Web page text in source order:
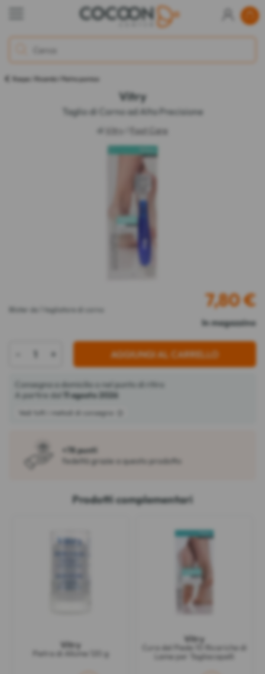
Raspe / Ricambi / Pietre pomice
Vitry
Taglio di Corno ad Alta Precisione
di Vitry Foot Care
Blister da 1 tagliatore di corno 7,80€
In magazzino
+ AGGIUNGI AL CARRELLO
Consegna a domicilio o nel punto di ritiro
A partire dal
11 agosto 2026
Vedi tutti i metodi di consegna
+78 punti
fedeltà grazie a questo prodotto
Prodotti complementari
Vitry
Pietra di Allume 120 g
Vitry
Cura del Piede 10 Ricariche di
Lame per Tagliacapelli